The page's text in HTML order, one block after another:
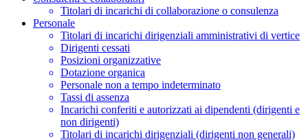
Titolari di incarichi di collaborazione o consulenza
Personale
Titolari di incarichi dirigenziali amministrativi di vertice
Dirigenti cessati
Posizioni organizzative
Dotazione organica
Personale non a tempo indeterminato
Tassi di assenza
Incarichi conferiti e autorizzati ai dipendenti (dirigenti e
non dirigenti)
Titolari di incarichi dirigenziali (dirigenti non generali)